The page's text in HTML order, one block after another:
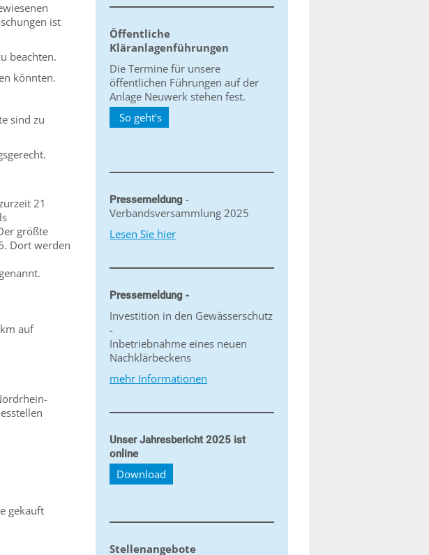
ist
beachten.
könnten.
sind zu
21
größte
Dort werden
auf
gekauft
Öffentliche
Kläranlagenführungen
Die Termine für unsere
öffentlichen Führungen auf der
Anlage Neuwerk stehen fest.
So geht's
Pressemeldung -
Verbandsversammlung 2025
Lesen Sie hier
Pressemeldung -
Investition in den Gewässerschutz
-
Inbetriebnahme eines neuen
Nachklärbeckens
mehr Informationen
Unser Jahresbericht 2025 ist
online
Download
Stellenangebote